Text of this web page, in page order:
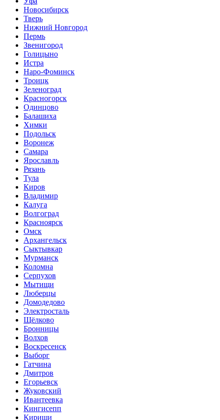
Новосибирск
Тверь
Нижний Новгород
Пермь
Звенигород
Голицыно
Истра
Наро-Фоминск
Троицк
Зеленоград
Красногорск
Одинцово
Балашиха
Химки
Подольск
Воронеж
Самара
Ярославль
Рязань
Тула
Киров
Владимир
Калуга
Волгоград
Красноярск
Омск
Архангельск
Сыктывкар
Мурманск
Коломна
Серпухов
Мытищи
Люберцы
Домодедово
Электросталь
Щёлково
Бронницы
Волхов
Воскресенск
Выборг
Гатчина
Дмитров
Егорьевск
Жуковский
Ивантеевка
Кингисепп
Кириши